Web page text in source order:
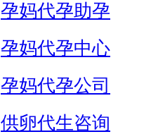
孕妈代孕助孕
孕妈代孕中心
孕妈代孕公司
供卵代生咨询